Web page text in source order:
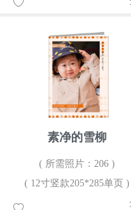
素净的雪柳
( 所需照片：206 )
( 12寸竖款205*285单页 )